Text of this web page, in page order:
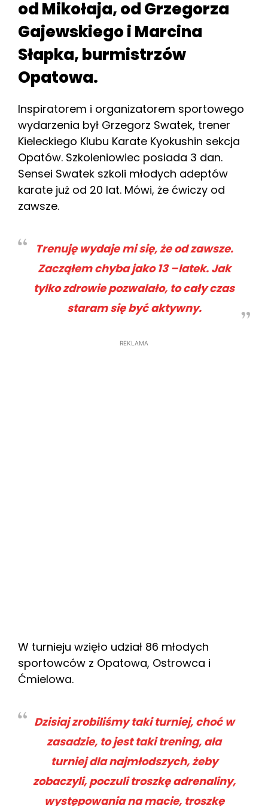
od Mikołaja, od Grzegorza
Gajewskiego i Marcina
Słapka, burmistrzów
Opatowa.
Inspiratorem i organizatorem sportowego
wydarzenia był Grzegorz Swatek, trener
Kieleckiego Klubu Karate Kyokushin sekcja
Opatów. Szkoleniowiec posiada 3 dan.
Sensei Swatek szkoli młodych adeptów
karate już od 20 lat. Mówi, że ćwiczy od
zawsze.
Trenuję wydaje mi się, że od zawsze.
Zacząłem chyba jako 13 –latek. Jak
tylko zdrowie pozwalało, to cały czas
staram się być aktywny.
REKLAMA
W turnieju wzięło udział 86 młodych
sportowców z Opatowa, Ostrowca i
Ćmielowa.
Dzisiaj zrobiliśmy taki turniej, choć w
zasadzie, to jest taki trening, ala
turniej dla najmłodszych, żeby
zobaczyli, poczuli troszkę adrenaliny,
występowania na macie, troszkę